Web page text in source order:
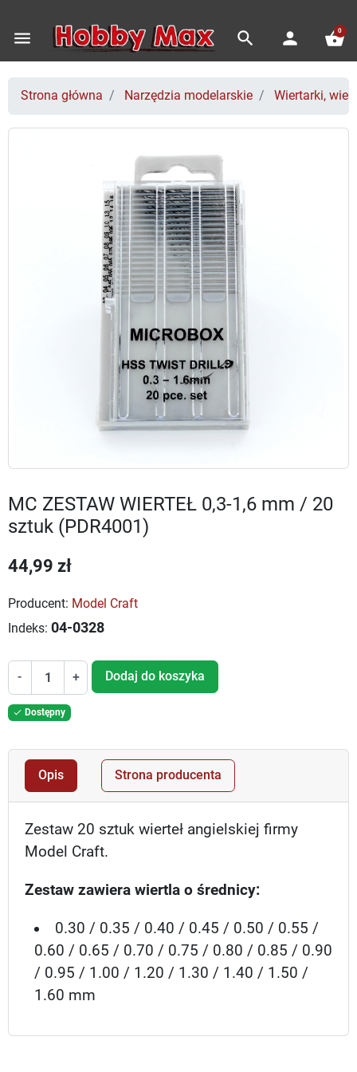
menu search person shopping_basket
0
Strona główna Narzędzia modelarskie Wiertarki,
MC ZESTAW WIERTEŁ 0,3-1,6 mm / 20
sztuk (PDR4001)
44,99 zł
Producent: Model Craft
Indeks: 04-0328
- + Dodaj do koszyka
 Dostępny
Opis Strona producenta
Zestaw 20 sztuk wierteł angielskiej firmy
Model Craft.
Zestaw zawiera wiertla o średnicy:
0.30 / 0.35 / 0.40 / 0.45 / 0.50 / 0.55 /
0.60 / 0.65 / 0.70 / 0.75 / 0.80 / 0.85 / 0.90
/ 0.95 / 1.00 / 1.20 / 1.30 / 1.40 / 1.50 /
1.60 mm